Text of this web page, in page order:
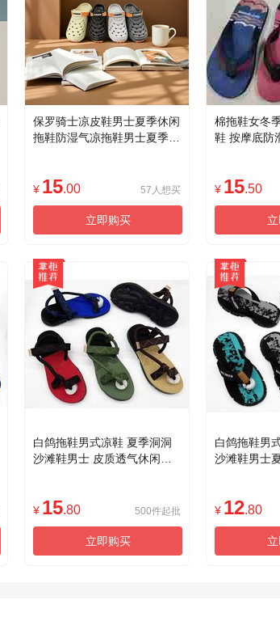
保罗骑士凉皮鞋男士夏季休闲
拖鞋防湿气凉拖鞋男士夏季休
¥ 15.00 57人想买
立即购买
棉拖鞋女冬
鞋 按摩底防
¥ 15.50
白鸽拖鞋男式凉鞋 夏季洞洞
沙滩鞋男士 皮质透气休闲鞋
¥ 15.80 500件起批
立即购买
白鸽拖鞋男
沙滩鞋男士
¥ 12.80